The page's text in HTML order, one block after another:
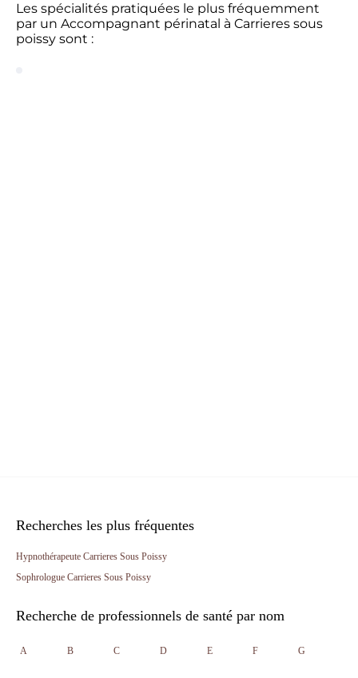
Les spécialités pratiquées le plus fréquemment
par un Accompagnant périnatal à Carrieres sous
poissy sont :
Recherches les plus fréquentes
Hypnothérapeute Carrieres Sous Poissy
Sophrologue Carrieres Sous Poissy
Recherche de professionnels de santé par nom
A B C D E F G